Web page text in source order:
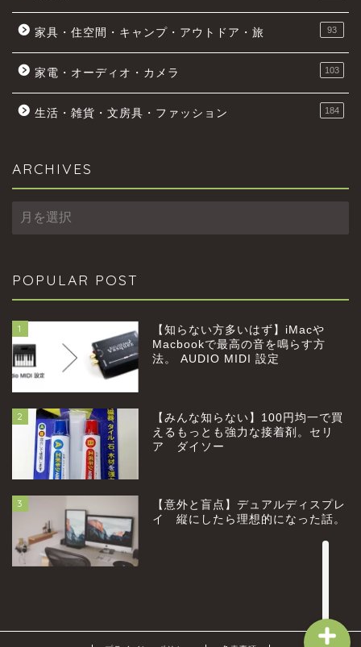
家具・住空間・キャンプ・アウトドア・旅 93
家電・オーディオ・カメラ 103
生活・雑貨・文房具・ファッション 184
ARCHIVES
ARCHIVES
POPULAR POST
1
【知らない方多いはず】iMacや
Macbookで最高の音を鳴らす方
法。 AUDIO MIDI 設定
2
【みんな知らない】100円均一で買
えるもっとも強力な接着剤。セリ
ア ダイソー
3
【意外と盲点】デュアルディスプレ
イ 縦にしたら理想的になった話。
home
category